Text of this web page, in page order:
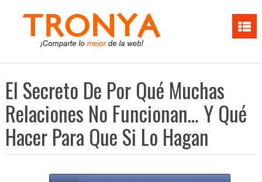
El Secreto De Por Qué Muchas
Relaciones No Funcionan… Y Qué
Hacer Para Que Si Lo Hagan